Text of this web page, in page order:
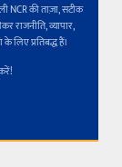
NCR की ताज़ा, सटीक
राजनीति, व्यापार,
लिए प्रतिबद्ध हैं।